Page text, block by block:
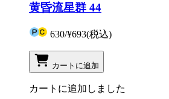
黄昏流星群 44
630/¥693(税込)
カートに追加
カートに追加しました